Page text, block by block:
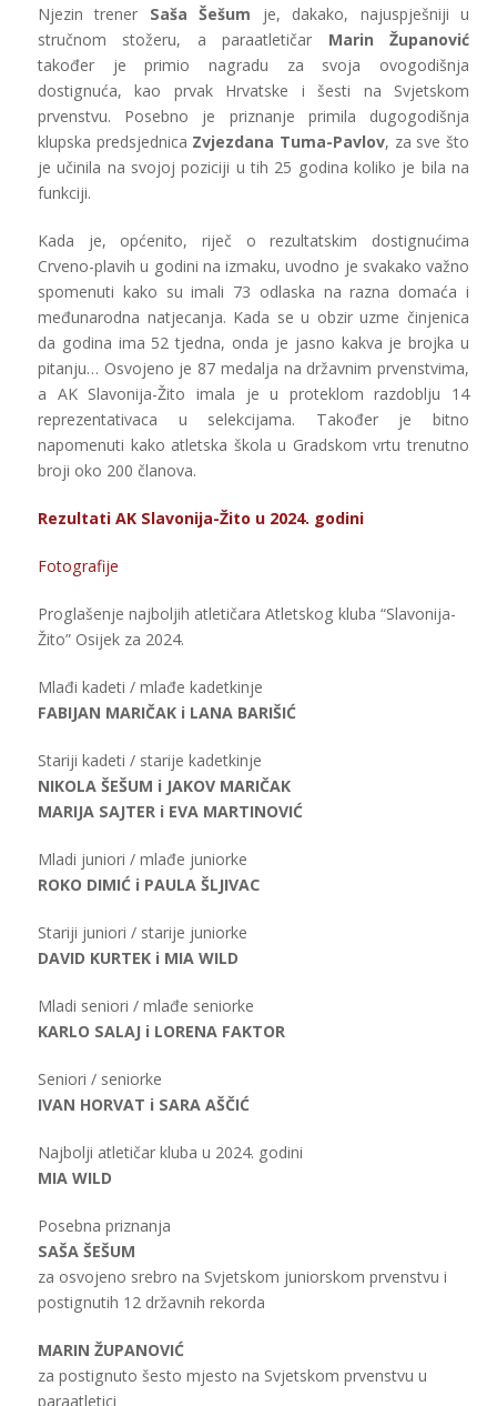
Njezin trener Saša Šešum je, dakako, najuspješniji u
stručnom stožeru, a paraatletičar Marin Županović
također je primio nagradu za svoja ovogodišnja
dostignuća, kao prvak Hrvatske i šesti na Svjetskom
prvenstvu. Posebno je priznanje primila dugogodišnja
klupska predsjednica Zvjezdana Tuma-Pavlov, za sve što
je učinila na svojoj poziciji u tih 25 godina koliko je bila na
funkciji.
Kada je, općenito, riječ o rezultatskim dostignućima
Crveno-plavih u godini na izmaku, uvodno je svakako važno
spomenuti kako su imali 73 odlaska na razna domaća i
međunarodna natjecanja. Kada se u obzir uzme činjenica
da godina ima 52 tjedna, onda je jasno kakva je brojka u
pitanju… Osvojeno je 87 medalja na državnim prvenstvima,
a AK Slavonija-Žito imala je u proteklom razdoblju 14
reprezentativaca u selekcijama. Također je bitno
napomenuti kako atletska škola u Gradskom vrtu trenutno
broji oko 200 članova.
Rezultati AK Slavonija-Žito u 2024. godini
Fotografije
Proglašenje najboljih atletičara Atletskog kluba “Slavonija-
Žito” Osijek za 2024.
Mlađi kadeti / mlađe kadetkinje
FABIJAN MARIČAK i LANA BARIŠIĆ
Stariji kadeti / starije kadetkinje
NIKOLA ŠEŠUM i JAKOV MARIČAK
MARIJA SAJTER i EVA MARTINOVIĆ
Mladi juniori / mlađe juniorke
ROKO DIMIĆ i PAULA ŠLJIVAC
Stariji juniori / starije juniorke
DAVID KURTEK i MIA WILD
Mladi seniori / mlađe seniorke
KARLO SALAJ i LORENA FAKTOR
Seniori / seniorke
IVAN HORVAT i SARA AŠČIĆ
Najbolji atletičar kluba u 2024. godini
MIA WILD
Posebna priznanja
SAŠA ŠEŠUM
za osvojeno srebro na Svjetskom juniorskom prvenstvu i
postignutih 12 državnih rekorda
MARIN ŽUPANOVIĆ
za postignuto šesto mjesto na Svjetskom prvenstvu u
paraatletici